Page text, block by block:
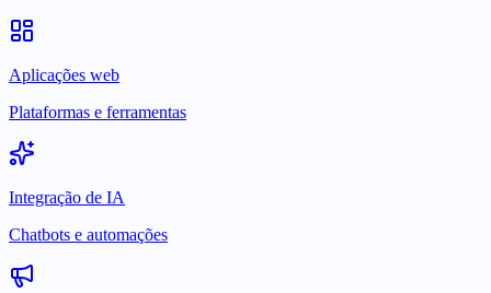
Aplicações web
Plataformas e ferramentas
Integração de IA
Chatbots e automações